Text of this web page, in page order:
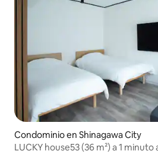
Condominio en Shinagawa City
LUCKY house53 (36 m²) a 1 minuto